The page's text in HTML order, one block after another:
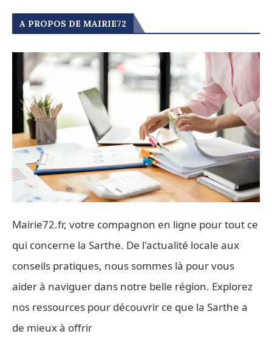
A PROPOS DE MAIRIE72
Mairie72.fr, votre compagnon en ligne pour tout ce
qui concerne la Sarthe. De l'actualité locale aux
conseils pratiques, nous sommes là pour vous
aider à naviguer dans notre belle région. Explorez
nos ressources pour découvrir ce que la Sarthe a
de mieux à offrir